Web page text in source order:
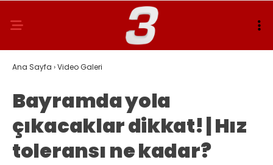
Ana Sayfa ›Video Galeri
Bayramda yola
çıkacaklar dikkat! | Hız
toleransı ne kadar?